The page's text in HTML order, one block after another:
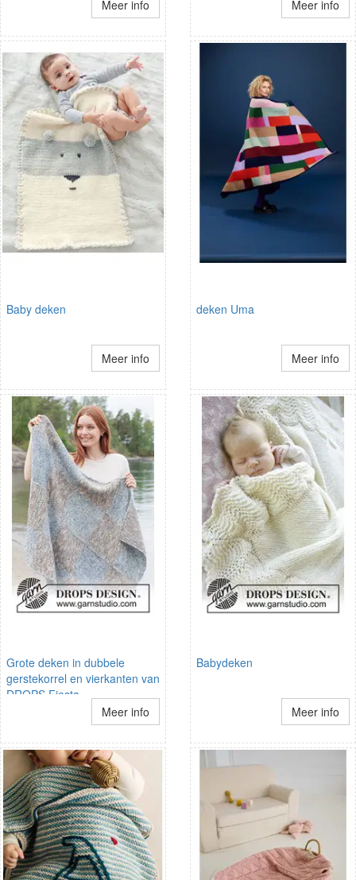
Meer info Meer info
Baby deken
Meer info
deken Uma
Meer info
Grote deken in dubbele
gerstekorrel en vierkanten van
DROPS Fiesta
Meer info
Babydeken
Meer info